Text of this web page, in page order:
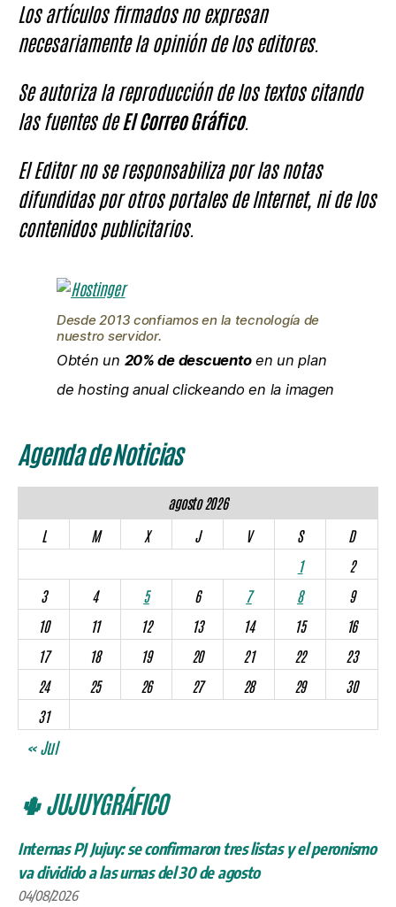
Los artículos firmados no expresan
necesariamente la opinión de los editores.
Se autoriza la reproducción de los textos citando
las fuentes deEl Correo Gráfico.
El Editor no se responsabiliza por las notas
difundidas por otros portales de Internet, ni de los
contenidos publicitarios.
Desde 2013 confiamos en la tecnología de
nuestro servidor.
Obtén un 20% de descuentoen un plan
de hosting anual clickeando en la imagen
Agenda de Noticias
agosto 2026
L
M X J V S
D
1
2
3
4 5 6 7 8
9
10
11 12 13 14 15
16
17
18 19 20 21 22
23
24
25 26 27 28 29
30
31
« Jul
🌵 JUJUYGRÁFICO
Internas PJ Jujuy: se confirmaron tres listas y el peronismo
va dividido a las urnas del 30 de agosto
04/08/2026